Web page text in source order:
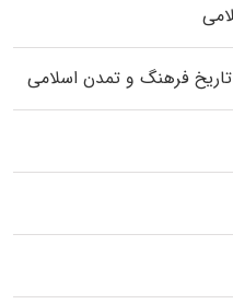
فرهنگ و تمدن اسلامی